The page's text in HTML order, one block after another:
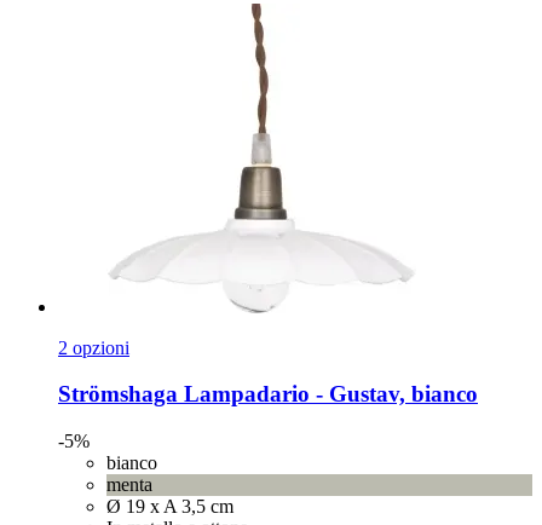
2 opzioni
Strömshaga Lampadario -​ Gustav, bianco
-5%
bianco
menta
Ø 19 x A 3,5 cm